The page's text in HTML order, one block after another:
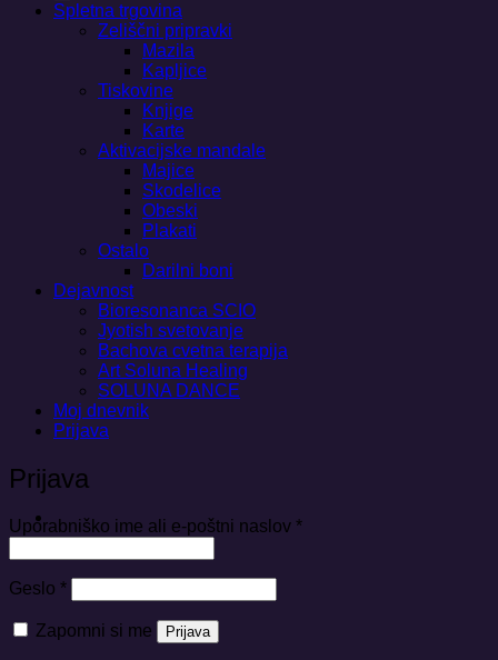
Spletna trgovina
Zeliščni pripravki
Mazila
Kapljice
Tiskovine
Knjige
Karte
Aktivacijske mandale
Majice
Skodelice
Obeski
Plakati
Ostalo
Darilni boni
Dejavnost
Bioresonanca SCIO
Jyotish svetovanje
Bachova cvetna terapija
Art Soluna Healing
SOLUNA DANCE
Moj dnevnik
Prijava
Prijava
Uporabniško ime ali e-poštni naslov *Zahtevano
Geslo *Zahtevano
Zapomni si me Prijava